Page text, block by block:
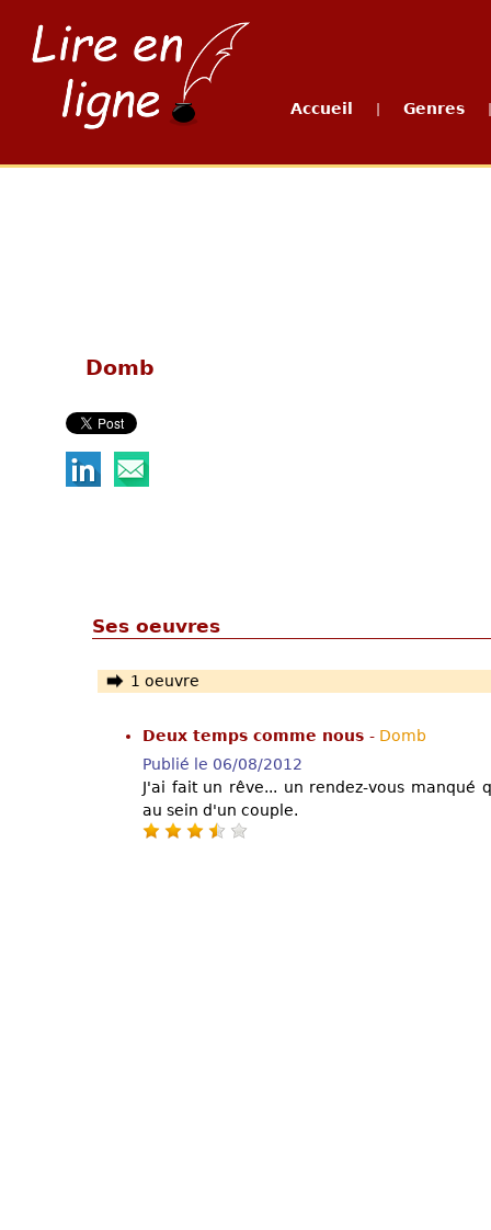
Accueil Genres
Domb
Ses oeuvres
1 oeuvre
Deux temps comme nous - Domb
Publié le 06/08/2012
J'ai fait un rêve... un rendez-vous manqué
au sein d'un couple.